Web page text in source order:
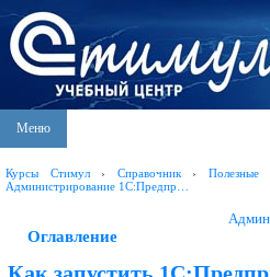
Меню
Курсы Стимул› Справочник›Полезные
Администрирование 1С:Предпр…
Оглавление